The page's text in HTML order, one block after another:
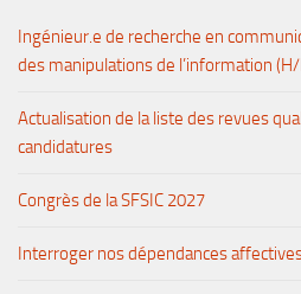
Ingénieur.e de recherche en
des manipulations de l’information (H/
Actualisation de la liste des revues
candidatures
Congrès de la SFSIC 2027
Interroger nos dépendances